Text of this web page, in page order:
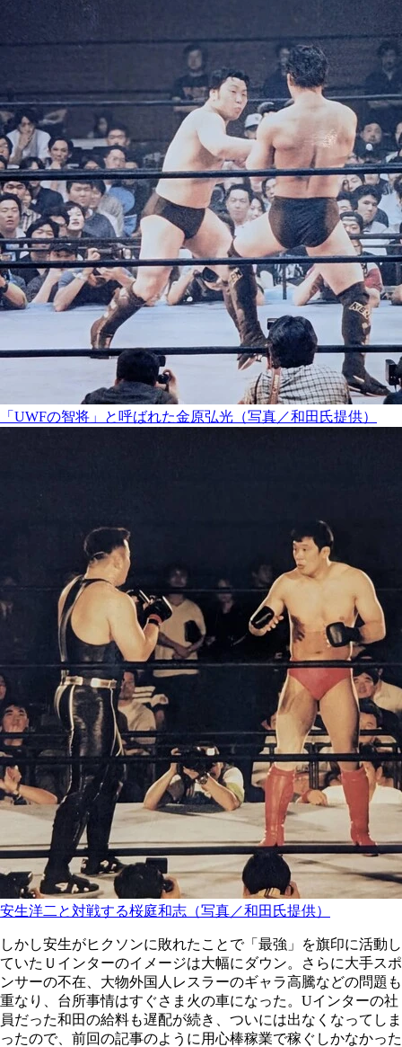
「UWFの智将」と呼ばれた金原弘光（写真／和田氏提供）
安生洋二と対戦する桜庭和志（写真／和田氏提供）
しかし安生がヒクソンに敗れたことで「最強」を旗印に活動し
ていたＵインターのイメージは大幅にダウン。さらに大手スポ
ンサーの不在、大物外国人レスラーのギャラ高騰などの問題も
重なり、台所事情はすぐさま火の車になった。Uインターの社
員だった和田の給料も遅配が続き、ついには出なくなってしま
ったので、前回の記事のように用心棒稼業で稼ぐしかなかった